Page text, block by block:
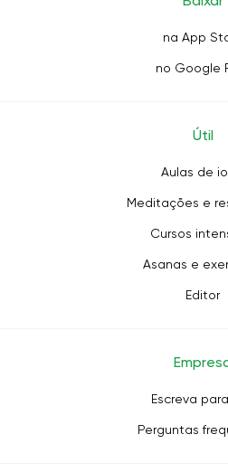
na App
no Google
Útil
Aulas de
Meditações e
Cursos
Asanas e
Editor
Escreva
Perguntas